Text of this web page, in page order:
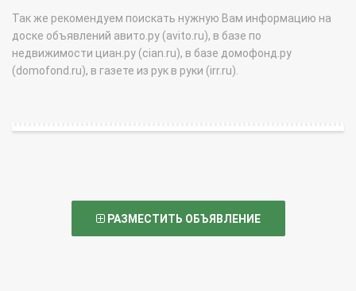
Так же рекомендуем поискать нужную Вам информацию на
доске объявлений авито.ру (avito.ru), в базе по
недвижимости циан.ру (cian.ru), в базе домофонд.ру
(domofond.ru), в газете из рук в руки (irr.ru).
РАЗМЕСТИТЬ ОБЪЯВЛЕНИЕ